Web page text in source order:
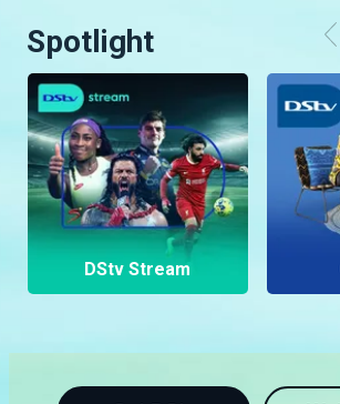
Spotlight
DStv Stream